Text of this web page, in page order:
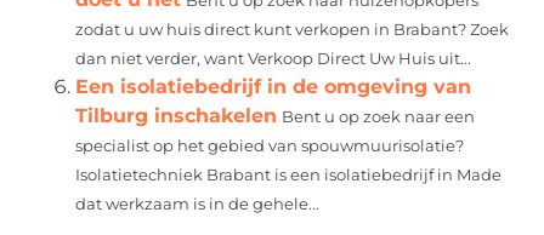
zodat u uw huis direct kunt verkopen in Brabant? Zoek
dan niet verder, want Verkoop Direct Uw Huis uit...
Een isolatiebedrijf in de omgeving van
Tilburg inschakelen Bent u op zoek naar een
specialist op het gebied van spouwmuurisolatie?
Isolatietechniek Brabant is een isolatiebedrijf in Made
dat werkzaam is in de gehele...